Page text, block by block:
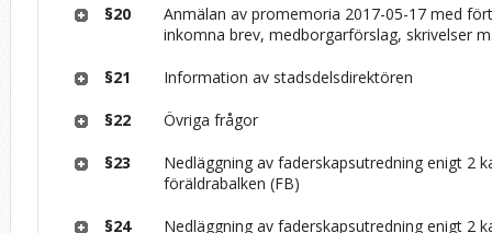
§20
Anmälan av promemoria 2017-05-17 med
inkomna brev, medborgarförslag, skrivelser
§21 Information av stadsdelsdirektören
§22 Övriga frågor
§23
Nedläggning av faderskapsutredning enigt 2
föräldrabalken (FB)
§24
Nedläggning av faderskapsutredning enigt 2